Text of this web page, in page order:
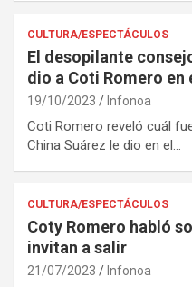
CULTURA/ESPECTÁCULOS
El desopilante
dio a Coti Romero en
19/10/2023 Infonoa
Coti Romero reveló cuál
China Suárez le dio en el…
CULTURA/ESPECTÁCULOS
Coty Romero habló
invitan a salir
21/07/2023 Infonoa